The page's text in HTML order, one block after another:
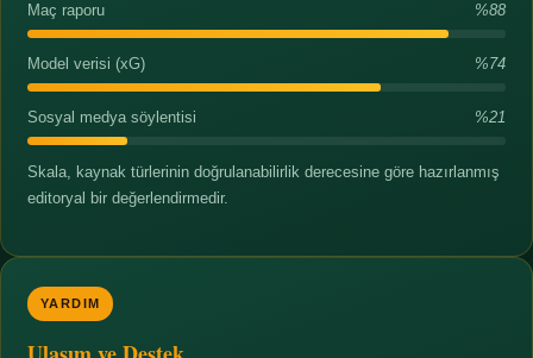
Maç raporu %88
Model verisi (xG) %74
Sosyal medya söylentisi %21
Skala, kaynak türlerinin doğrulanabilirlik derecesine göre hazırlanmış
editoryal bir değerlendirmedir.
YARDIM